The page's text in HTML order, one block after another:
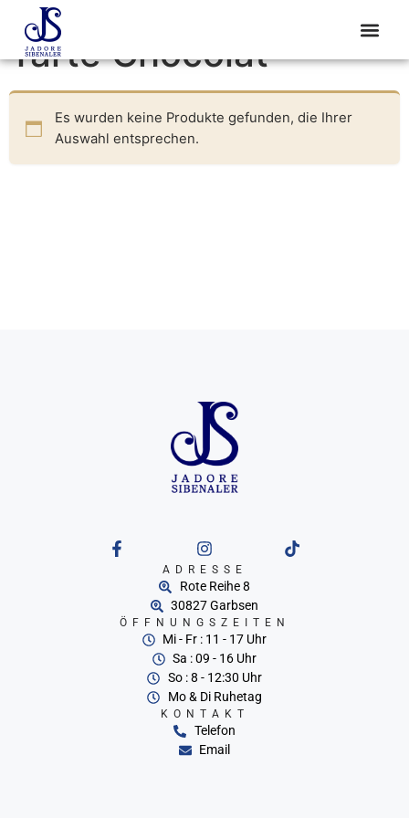
/ Produkte verschlagwortet mit „Tarte Chocolat“
Tarte Chocolat
Es wurden keine Produkte gefunden, die Ihrer
Auswahl entsprechen.
ADRESSE
Rote Reihe 8
30827 Garbsen
ÖFFNUNGSZEITEN
Mi - Fr : 11 - 17 Uhr
Sa : 09 - 16 Uhr
So : 8 - 12:30 Uhr
Mo & Di Ruhetag
KONTAKT
Telefon
Email